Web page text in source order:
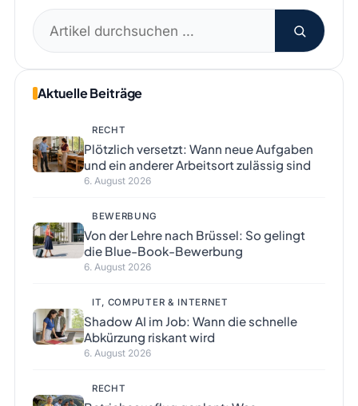
Suchen
nach:
Aktuelle Beiträge
RECHT
Plötzlich versetzt: Wann neue Aufgaben
und ein anderer Arbeitsort zulässig sind
6. August 2026
BEWERBUNG
Von der Lehre nach Brüssel: So gelingt
die Blue-Book-Bewerbung
6. August 2026
IT, COMPUTER & INTERNET
Shadow AI im Job: Wann die schnelle
Abkürzung riskant wird
6. August 2026
RECHT